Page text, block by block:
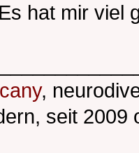
hat mir viel
,
seit 2009